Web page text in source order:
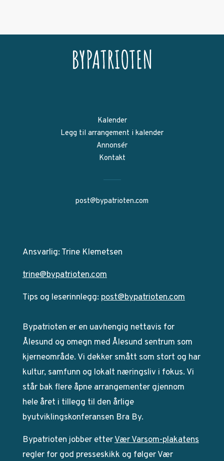
Kalender
Legg til arrangement i kalender
Annonsér
Kontakt
post@bypatrioten.com
Ansvarlig: Trine Klemetsen
trine@bypatrioten.com
Tips og leserinnlegg: post@bypatrioten.com
Bypatrioten er en uavhengig nettavis for
Ålesund og omegn med Ålesund sentrum som
kjerneområde. Vi dekker smått som stort og har
kultur, samfunn og lokalt næringsliv i fokus. Vi
står bak flere åpne arrangementer gjennom
hele året i tillegg til den årlige
byutviklingskonferansen Bra By.
Bypatrioten jobber etterVær Varsom-plakatens
regler for god presseskikk og følger Vær